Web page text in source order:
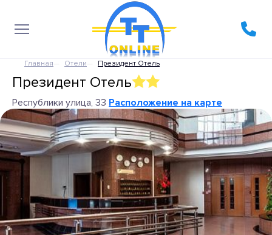
Главная Отели Президент Отель
Президент Отель
Республики улица, 33 Расположение на карте